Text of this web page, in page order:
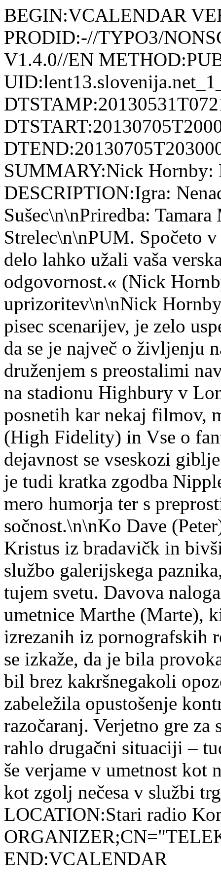
BEGIN:VCALENDAR
PRODID:-//TYPO3/
V1.4.0//EN
SUMMARY:Nick
DESCRIPTION:Igra:
Sušec\n\nPriredba:
Strelec\n\nPUM. Spočeto
delo lahko užali vaša
odgovornost.« (Nick
uprizoritev\n\nNick
pisec scenarijev, je zelo
da se je največ o življenju
druženjem s preostalimi
na stadionu Highbury v
posnetih kar nekaj filmov,
(High Fidelity) in Vse o
dejavnost se vseskozi
je tudi kratka zgodba
mero humorja ter s
sočnost.\n\nKo Dave
Kristus iz bradavičk in
službo galerijskega
tujem svetu. Davova
umetnice Marthe (Marte),
izrezanih iz pornografskih
se izkaže, da je bila
bil brez kakršnegakoli
zabeležila opustošenje
razočaranj. Verjetno gre
rahlo drugačni situaciji –
še verjame v umetnost kot
kot zgolj nečesa v službi
LOCATION:Stari radio
END:VCALENDAR